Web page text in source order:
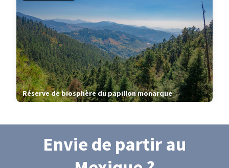
Réserve de biosphère du papillon monarque
Envie de partir au